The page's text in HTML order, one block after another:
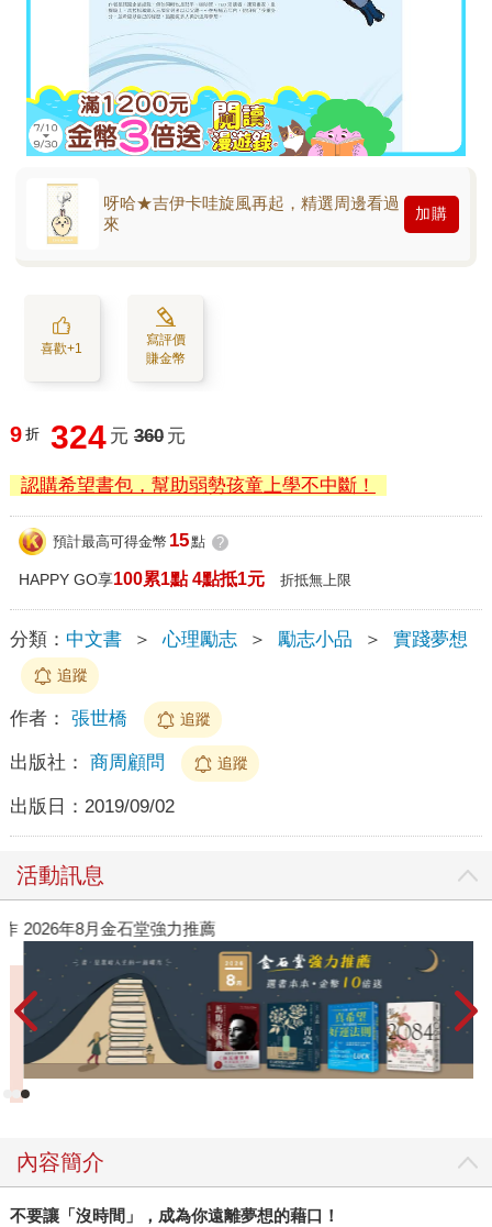
呀哈★吉伊卡哇旋風再起，精選周邊看過
來
加購
喜歡+1
寫評價
賺金幣
9 折 324 元 360 元
認購希望書包，幫助弱勢孩童上學不中斷！
預計最高可得金幣 15點 ?
HAPPY GO享100累1點 4點抵1元 折抵無上限
分類： 中文書 ＞ 心理勵志 ＞ 勵志小品 ＞ 實踐夢想
追蹤
作者： 張世橋 追蹤
出版社： 商周顧問 追蹤
出版日： 2019/09/02
活動訊息
2026年8月金石堂強力推薦
內容簡介
不要讓「沒時間」，成為你遠離夢想的藉口！